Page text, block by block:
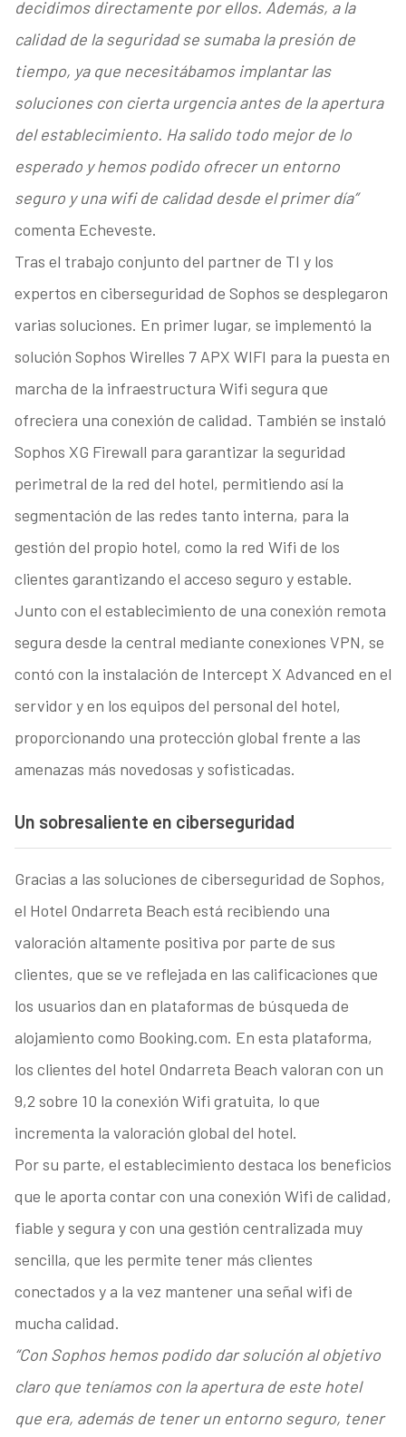
decidimos directamente por ellos. Además, a la
calidad de la seguridad se sumaba la presión de
tiempo, ya que necesitábamos implantar las
soluciones con cierta urgencia antes de la apertura
del establecimiento. Ha salido todo mejor de lo
esperado y hemos podido ofrecer un entorno
seguro y una wifi de calidad desde el primer día”
comenta Echeveste.
Tras el trabajo conjunto del partner de TI y los
expertos en ciberseguridad de Sophos se desplegaron
varias soluciones. En primer lugar, se implementó la
solución Sophos Wirelles 7 APX WIFI para la puesta en
marcha de la infraestructura Wifi segura que
ofreciera una conexión de calidad. También se instaló
Sophos XG Firewall para garantizar la seguridad
perimetral de la red del hotel, permitiendo así la
segmentación de las redes tanto interna, para la
gestión del propio hotel, como la red Wifi de los
clientes garantizando el acceso seguro y estable.
Junto con el establecimiento de una conexión remota
segura desde la central mediante conexiones VPN, se
contó con la instalación de Intercept X Advanced en el
servidor y en los equipos del personal del hotel,
proporcionando una protección global frente a las
amenazas más novedosas y sofisticadas.
Un sobresaliente en ciberseguridad
Gracias a las soluciones de ciberseguridad de Sophos,
el Hotel Ondarreta Beach está recibiendo una
valoración altamente positiva por parte de sus
clientes, que se ve reflejada en las calificaciones que
los usuarios dan en plataformas de búsqueda de
alojamiento como Booking.com. En esta plataforma,
los clientes del hotel Ondarreta Beach valoran con un
9,2 sobre 10 la conexión Wifi gratuita, lo que
incrementa la valoración global del hotel.
Por su parte, el establecimiento destaca los beneficios
que le aporta contar con una conexión Wifi de calidad,
fiable y segura y con una gestión centralizada muy
sencilla, que les permite tener más clientes
conectados y a la vez mantener una señal wifi de
mucha calidad.
“Con Sophos hemos podido dar solución al objetivo
claro que teníamos con la apertura de este hotel
que era, además de tener un entorno seguro, tener